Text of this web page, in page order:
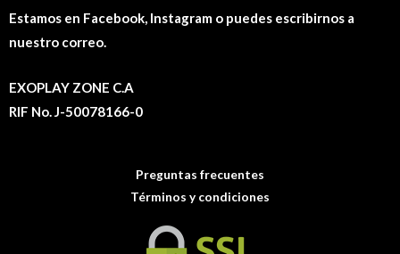
Estamos en Facebook, Instagram o puedes escribirnos a
nuestro correo.
EXOPLAY ZONE C.A
RIF No. J-50078166-0
Preguntas frecuentes
Términos y condiciones